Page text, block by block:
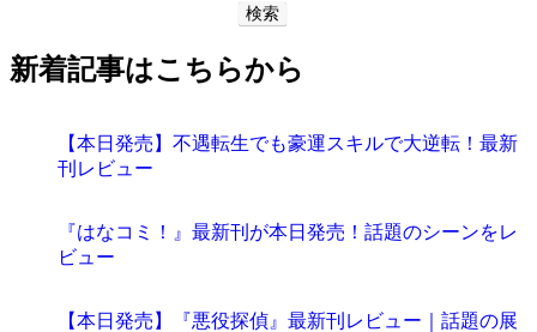
検索
新着記事はこちらから
【本日発売】不遇転生でも豪運スキルで大逆転！最新
刊レビュー
『はなコミ！』最新刊が本日発売！話題のシーンをレ
ビュー
【本日発売】『悪役探偵』最新刊レビュー｜話題の展